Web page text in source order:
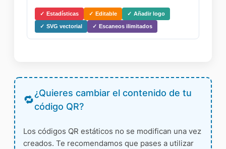
Estadísticas Editable Añadir logo
SVG vectorial Escaneos ilimitados
¿Quieres cambiar el contenido de tu
código QR?
Los códigos QR estáticos no se modifican una vez
creados. Te recomendamos que pases a utilizar